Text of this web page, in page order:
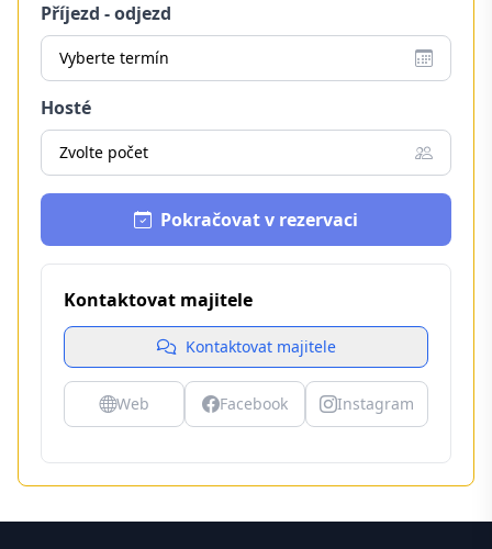
Příjezd - odjezd
Vyberte termín
Hosté
Zvolte počet
Pokračovat v rezervaci
Kontaktovat majitele
Kontaktovat majitele
Web Facebook Instagram